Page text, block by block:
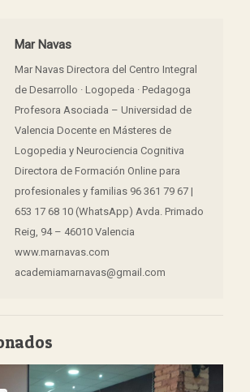
Mar Navas
Mar Navas Directora del Centro Integral
de Desarrollo · Logopeda · Pedagoga
Profesora Asociada – Universidad de
Valencia Docente en Másteres de
Logopedia y Neurociencia Cognitiva
Directora de Formación Online para
profesionales y familias 96 361 79 67 |
653 17 68 10 (WhatsApp) Avda. Primado
Reig, 94 – 46010 Valencia
www.marnavas.com
academiamarnavas@gmail.com